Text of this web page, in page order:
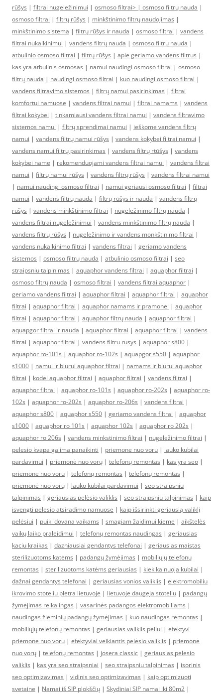
rūšys | filtrai nugeležinimui | osmoso filtrai> | osmoso filtrų nauda |
osmoso filtrai | filtrų rūšys | minkštinimo filtrų naudojimas |
minkštinimo sistema | filtrų rūšys ir nauda | osmoso filtrai | vandens
filtrai nukalkinimui | vandens filtrų nauda | osmoso filtrų nauda |
atbulinio osmoso filtrai | filtrų rūšys | apie geriamo vandens filtrus |
kas yra atbulinis osmosas | namui naudingi osmoso filtrai | osmoso
filtrų nauda | naudingi osmoso filtrai | kuo naudingi osmoso filtrai |
vandens filtravimo sistemos | filtrų namui pasirinkimas | filtrai
komfortui namuose | vandens filtrai namui | filtrai namams | vandens
filtrai kokybei | tinkamiausi vandens filtrai namui | vandens filtravimo
sistemos namui | filtrų sprendimai namui | ieškome vandens filtrų
namui | vandens filtrų namui rūšys | vandens kokybei filtrai namui |
vandens namui filtrų pasirinkimas | vandens filtrų rtūšys | vandens
kokybei name | rekomenduojami vandens filtrai namui | vandens filtrai
namui | filtrų namui rūšys | vandens filtrų rūšys | vandens filtrai namui
| namui naudingi osmoso filtrai | namui geriausi osmoso filtrai | filtrai
namui | vandens filtrų nauda | filtrų rūšys ir nauda | vandens filtrų
rūšys | vandens minkštinimo filtrai | nugeležinimo filtrų nauda |
vandens filtrai nugeležinimui | vandens minkštinimo filtrų nauda |
vandens filtrų rūšys | nugeležinimo ir vandens monkštinimo filtrai |
vandens nukalkinimo filtrai | vandens filtrai | geriamo vandens
sistemos | osmoso filtrų nauda | atbulinio osmoso filtrai | seo
straipsniu talpinimas | aquaphor vandens filtrai | aquaphor filtrai |
osmoso filtrų nauda | osmoso filtrai | vandens filtrai aquaphor |
geriamo vandens filtrai | aquaphor filtrai | aquaphor filtrai | aquaphor
filtrai | aquaphor filtrai | aquaphor namams ir pramonei | aquaphor
filtrai | aquaphor filtrai | aquaphor filtrų nauda | aquaphor filtrai |
aquapgor filtrai ir nauda | aquaphor filtrai | aquaphor filtrai | vandens
filtrai | aquaphor filtrai | vandens filtru rusys | aquaphor s800 |
aquaphor ro-101s | aquaphor ro-102s | aquapgor s550 | aquaphor
s1000 | namui ir biurui aquaphor filtrai | namams ir biurui aquaphor
filtrai | kodel aquaphor filtrai | aquaphor filtrai | vandens filtrai |
aquaphor filtrai | aquaphor ro-101s | aquaphor ro-202s | aquaphor ro-
102s | aquaphor ro-202s | aquaphor ro-206s | vandens filtrai |
aquaphor s800 | aquaphor s550 | geriamo vandens filtrai | aquaphor
s1000 | aquaphor ro 101s | aquaphor 102s | aquaphor ro 202s |
aquaphor ro 206s | vandens minkstinimo filtrai | nugeležinimo filtrai |
pelesio kvapa galima panaikinti | priemone nuo voru | lauko kubilai
pardavimui | priemonė nuo vorų | telefonų remontas | kas yra seo |
priemone nuo voru | telefonų remontas | telefonų remontas |
priemonė nuo vorų | lauko kubilai pardavimui | seo straipsniu
talpinimas | geriausias pelėsio valiklis | seo straipsniu talpinimas | kaip
isvengti pelesio atsiradimo namuose | kaip išsirinkti geriausią valiklį
pelėsiui | puiki dovana vaikams | smagiam žaidimui kieme | aikštelės
vaikų laiko praleidimui | telefonų remontas naudingas | geriausias
kaciu kraikas | dazniausiai gendantys telefonai | geriausias maistas
sterilizuotoms katėms | padangų žymėjimas | mobiliųjų telefonų
remontas | sterilizuotoms katėms geriausias | kiek kainuoja kubilai |
dažnai gendantys telefonai | geriausias vonios valiklis | elektromobiliu
ikrovimo stoteliu pletra lietuvoje | lietuvoje daugeja stoteliu | padangų
žymėjimas reikalingas | vasarinės padangos elektromobiliams |
naudingas žieminių padangų žymėjimas | kuo naudingas remontas |
mobiliųjų telefonų remontas | geriausias valiklis peliui | efektyvi
priemone nuo voru | efektyviai veikiantis pelėsio valiklis | priemonė
nuo vorų | telefonų remontas | josera classic | geriausias pelesio
valiklis | kas yra seo straipsniai | seo straipsniu talpinimas | isorinis
seo optimizavimas | vidinis seo optimizavimas | kaip optimizuoti
svetaine | Namai iš SIP plokščių | Skydiniai SIP namai iki 80m2 |